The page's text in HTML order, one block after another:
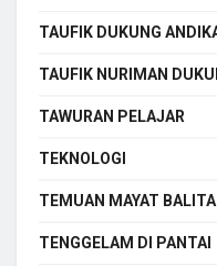
TAUFIK DUKUNG
TAUFIK NURIMAN
TAWURAN PELAJAR
TEKNOLOGI
TEMUAN MAYAT BALITA
TENGGELAM DI PANTAI